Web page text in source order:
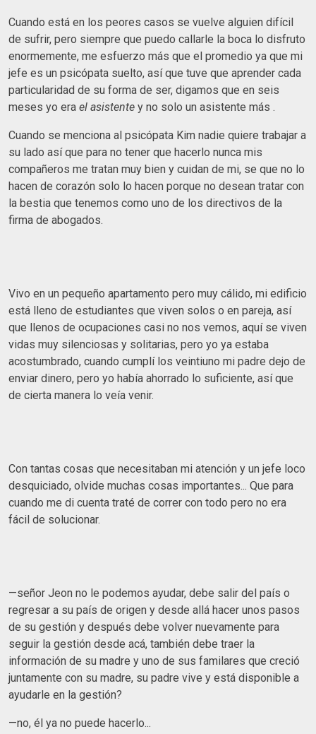
Cuando está en los peores casos se vuelve alguien difícil
de sufrir, pero siempre que puedo callarle la boca lo disfruto
enormemente, me esfuerzo más que el promedio ya que mi
jefe es un psicópata suelto, así que tuve que aprender cada
particularidad de su forma de ser, digamos que en seis
meses yo era el asistente y no solo un asistente más .
Cuando se menciona al psicópata Kim nadie quiere trabajar a
su lado así que para no tener que hacerlo nunca mis
compañeros me tratan muy bien y cuidan de mi, se que no lo
hacen de corazón solo lo hacen porque no desean tratar con
la bestia que tenemos como uno de los directivos de la
firma de abogados.
Vivo en un pequeño apartamento pero muy cálido, mi edificio
está lleno de estudiantes que viven solos o en pareja, así
que llenos de ocupaciones casi no nos vemos, aquí se viven
vidas muy silenciosas y solitarias, pero yo ya estaba
acostumbrado, cuando cumplí los veintiuno mi padre dejo de
enviar dinero, pero yo había ahorrado lo suficiente, así que
de cierta manera lo veía venir.
Con tantas cosas que necesitaban mi atención y un jefe loco
desquiciado, olvide muchas cosas importantes... Que para
cuando me di cuenta traté de correr con todo pero no era
fácil de solucionar.
—señor Jeon no le podemos ayudar, debe salir del país o
regresar a su país de origen y desde allá hacer unos pasos
de su gestión y después debe volver nuevamente para
seguir la gestión desde acá, también debe traer la
información de su madre y uno de sus familares que creció
juntamente con su madre, su padre vive y está disponible a
ayudarle en la gestión?
—no, él ya no puede hacerlo...